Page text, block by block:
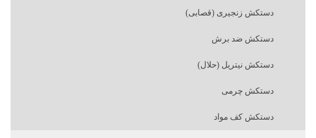
دستکش زنجیری (قصابی)
دستکش ضد برش
دستکش نیتریل (حلال)
دستکش چرمی
دستکش کف مواد